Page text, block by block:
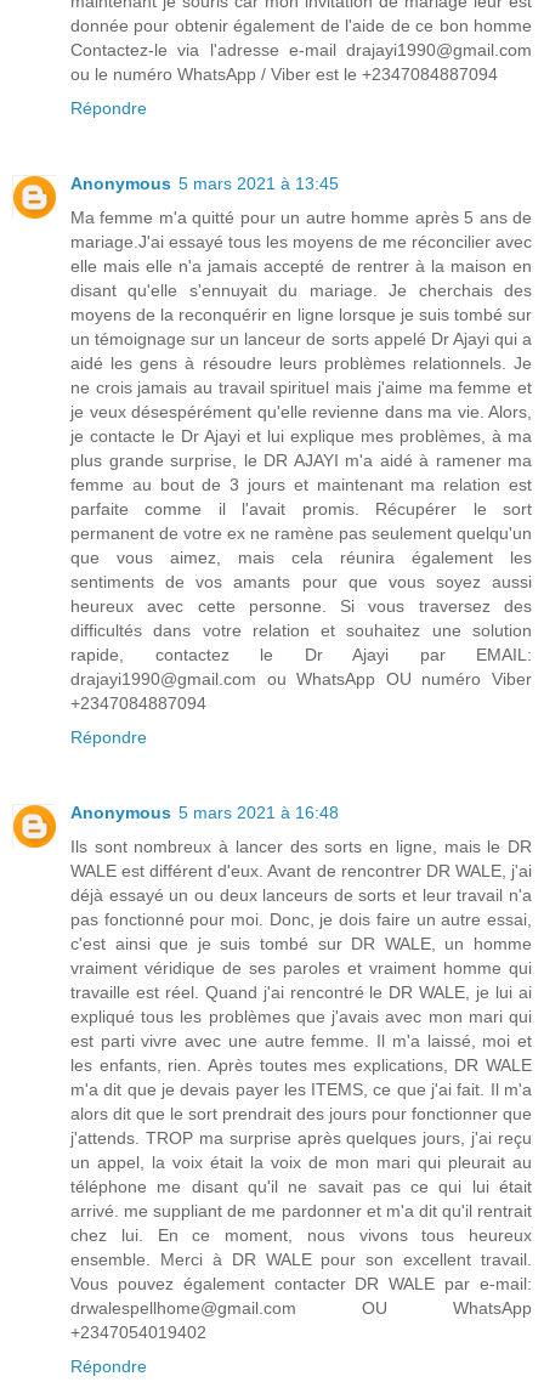
donnée pour obtenir également de l'aide de ce bon homme
Contactez-le via l'adresse e-mail drajayi1990@gmail.com
ou le numéro WhatsApp / Viber est le +2347084887094
Répondre
Anonymous 5 mars 2021 à 13:45
Ma femme m'a quitté pour un autre homme après 5 ans de
mariage.J'ai essayé tous les moyens de me réconcilier avec
elle mais elle n'a jamais accepté de rentrer à la maison en
disant qu'elle s'ennuyait du mariage. Je cherchais des
moyens de la reconquérir en ligne lorsque je suis tombé sur
un témoignage sur un lanceur de sorts appelé Dr Ajayi qui a
aidé les gens à résoudre leurs problèmes relationnels. Je
ne crois jamais au travail spirituel mais j'aime ma femme et
je veux désespérément qu'elle revienne dans ma vie. Alors,
je contacte le Dr Ajayi et lui explique mes problèmes, à ma
plus grande surprise, le DR AJAYI m'a aidé à ramener ma
femme au bout de 3 jours et maintenant ma relation est
parfaite comme il l'avait promis. Récupérer le sort
permanent de votre ex ne ramène pas seulement quelqu'un
que vous aimez, mais cela réunira également les
sentiments de vos amants pour que vous soyez aussi
heureux avec cette personne. Si vous traversez des
difficultés dans votre relation et souhaitez une solution
rapide, contactez le Dr Ajayi par EMAIL:
drajayi1990@gmail.com ou WhatsApp OU numéro Viber
+2347084887094
Répondre
Anonymous 5 mars 2021 à 16:48
Ils sont nombreux à lancer des sorts en ligne, mais le DR
WALE est différent d'eux. Avant de rencontrer DR WALE, j'ai
déjà essayé un ou deux lanceurs de sorts et leur travail n'a
pas fonctionné pour moi. Donc, je dois faire un autre essai,
c'est ainsi que je suis tombé sur DR WALE, un homme
vraiment véridique de ses paroles et vraiment homme qui
travaille est réel. Quand j'ai rencontré le DR WALE, je lui ai
expliqué tous les problèmes que j'avais avec mon mari qui
est parti vivre avec une autre femme. Il m'a laissé, moi et
les enfants, rien. Après toutes mes explications, DR WALE
m'a dit que je devais payer les ITEMS, ce que j'ai fait. Il m'a
alors dit que le sort prendrait des jours pour fonctionner que
j'attends. TROP ma surprise après quelques jours, j'ai reçu
un appel, la voix était la voix de mon mari qui pleurait au
téléphone me disant qu'il ne savait pas ce qui lui était
arrivé. me suppliant de me pardonner et m'a dit qu'il rentrait
chez lui. En ce moment, nous vivons tous heureux
ensemble. Merci à DR WALE pour son excellent travail.
Vous pouvez également contacter DR WALE par e-mail:
drwalespellhome@gmail.com OU WhatsApp
+2347054019402
Répondre